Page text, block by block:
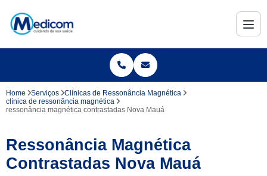
Home Serviços
Clínicas de Ressonância Magnética
clínica de ressonância magnética
ressonância magnética contrastadas Nova Mauá
Ressonância Magnética
Contrastadas Nova Mauá